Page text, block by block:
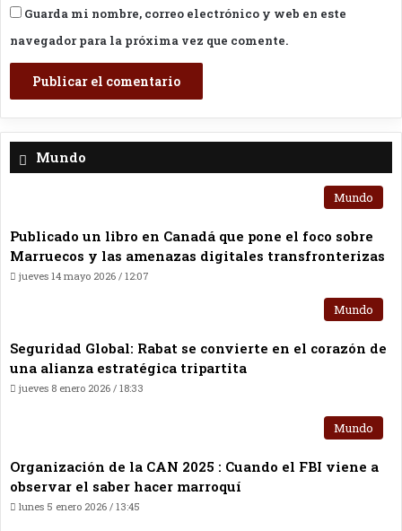
Guarda mi nombre, correo electrónico y web en este
navegador para la próxima vez que comente.
Mundo
Mundo
Publicado un libro en Canadá que pone el foco sobre
Marruecos y las amenazas digitales transfronterizas
jueves 14 mayo 2026 / 12:07
Mundo
Seguridad Global: Rabat se convierte en el corazón de
una alianza estratégica tripartita
jueves 8 enero 2026 / 18:33
Mundo
Organización de la CAN 2025 : Cuando el FBI viene a
observar el saber hacer marroquí
lunes 5 enero 2026 / 13:45